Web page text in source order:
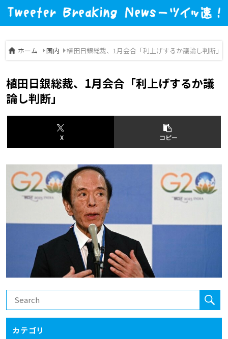
ホーム 国内 植田日銀総裁、1月会合「利上げするか議論し判断」
植田日銀総裁、1月会合「利上げするか議
論し判断」
X コピー
カテゴリ